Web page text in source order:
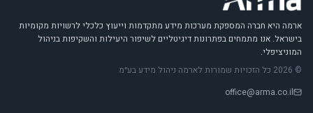
ארמה היא חברה המספקת מערכות מידע מתקדמות וייעוץ כלכלי לרשויות מקומיות
בישראל. אנו מתמחים בפתרונות דיגיטליים לשיפור היעילות והשקיפות בניהול
המוניציפלי.
© 2026 כל הזכויות שמורות לארמה ניהול מידע בע״מ
office@arma.co.il